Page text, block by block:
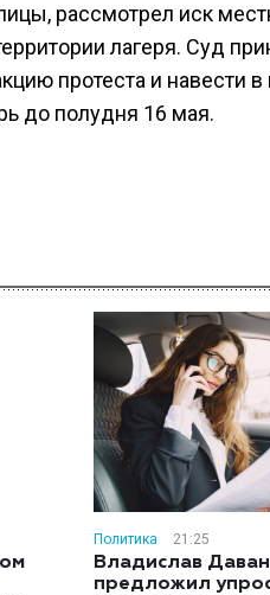
рассмотрел иск
лагеря. Суд
протеста и навести
до полудня 16 мая.
Политика 21:25
Владислав
предложил